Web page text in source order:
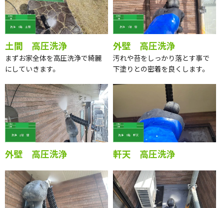
土間 高圧洗浄
まずお家全体を高圧洗浄で綺麗
にしていきます。
外壁 高圧洗浄
汚れや苔をしっかり落とす事で
下塗りとの密着を良くします。
外壁 高圧洗浄 軒天 高圧洗浄